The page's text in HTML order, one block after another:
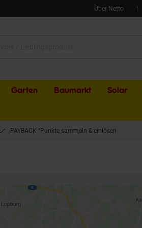
Über Netto
Garten Baumarkt Solar
PAYBACK °Punkte sammeln & einlösen